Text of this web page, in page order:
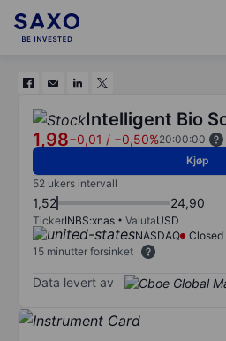
Intelligent Bio
1,98−0,01 / −0,50%20:00:00
Kjøp
52 ukers intervall
1,52 24,90
TickerINBS:xnas ValutaUSD
NASDAQ
Closed
15 minutter forsinket
Data levert av